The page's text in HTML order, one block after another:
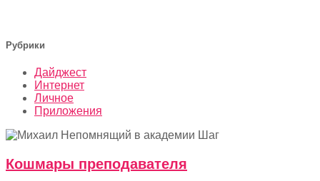
Рубрики
Дайджест
Интернет
Личное
Приложения
Кошмары преподавателя